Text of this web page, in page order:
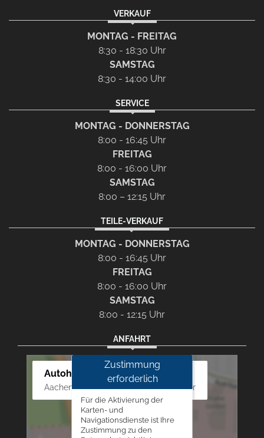
VERKAUF
MONTAG - FREITAG
8:30 - 18:30 Uhr
SAMSTAG
8:30 - 14:00 Uhr
SERVICE
MONTAG - DONNERSTAG
8:00 - 16:45 Uhr
FREITAG
8:00 - 16:00 Uhr
SAMSTAG
8:00 – 12:15 Uhr
TEILE-VERKAUF
MONTAG - DONNERSTAG
8:00 - 16:45 Uhr
FREITAG
8:00 - 16:00 Uhr
SAMSTAG
8:00 - 12:15 Uhr
ANFAHRT
Autohaus Westphal
Aachener Str. 84 - 88, 52249 Eschweiler
Zustimmung
erforderlich
Für die Aktivierung der
Karten- und
Navigationsdienste ist Ihre
Zustimmung zu den